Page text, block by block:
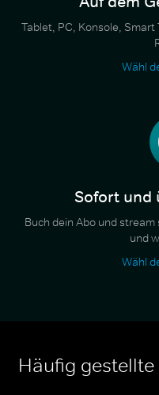
Tablet, PC, Konsole,
Wähl
Sofort und
Buch dein Abo und
und
Wähl
Häufig gestellte